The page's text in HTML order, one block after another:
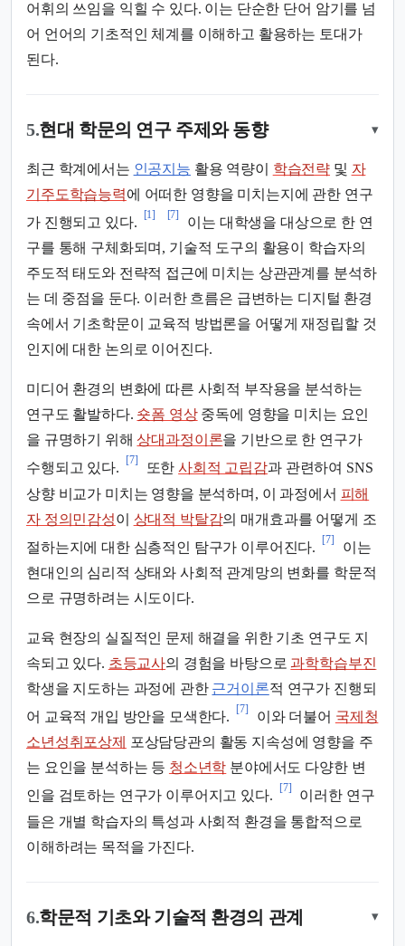
어휘의 쓰임을 익힐 수 있다. 이는 단순한 단어 암기를 넘
어 언어의 기초적인 체계를 이해하고 활용하는 토대가
된다.
5.현대 학문의 연구 주제와 동향 ▾
최근 학계에서는 인공지능 활용 역량이 학습전략 및 자
기주도학습능력에 어떠한 영향을 미치는지에 관한 연구
가 진행되고 있다.
[1] [7]
이는 대학생을 대상으로 한 연
구를 통해 구체화되며, 기술적 도구의 활용이 학습자의
주도적 태도와 전략적 접근에 미치는 상관관계를 분석하
는 데 중점을 둔다. 이러한 흐름은 급변하는 디지털 환경
속에서 기초학문이 교육적 방법론을 어떻게 재정립할 것
인지에 대한 논의로 이어진다.
미디어 환경의 변화에 따른 사회적 부작용을 분석하는
연구도 활발하다. 숏폼 영상중독에 영향을 미치는 요인
을 규명하기 위해상대과정이론을 기반으로 한 연구가
수행되고 있다.
[7]
또한사회적 고립감과 관련하여 SNS
상향 비교가 미치는 영향을 분석하며, 이 과정에서 피해
자 정의민감성이 상대적 박탈감의 매개효과를 어떻게 조
절하는지에 대한 심층적인 탐구가 이루어진다.
[7]
이는
현대인의 심리적 상태와 사회적 관계망의 변화를 학문적
으로 규명하려는 시도이다.
교육 현장의 실질적인 문제 해결을 위한 기초 연구도 지
속되고 있다. 초등교사의 경험을 바탕으로 과학학습부진
학생을 지도하는 과정에 관한 근거이론적 연구가 진행되
어 교육적 개입 방안을 모색한다.
[7]
이와 더불어 국제청
소년성취포상제
포상담당관의 활동 지속성에 영향을 주
는 요인을 분석하는 등 청소년학 분야에서도 다양한 변
인을 검토하는 연구가 이루어지고 있다.
[7]
이러한 연구
들은 개별 학습자의 특성과 사회적 환경을 통합적으로
이해하려는 목적을 가진다.
6.학문적 기초와 기술적 환경의 관계 ▾